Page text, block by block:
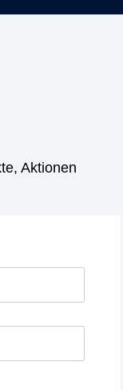
Aktionen